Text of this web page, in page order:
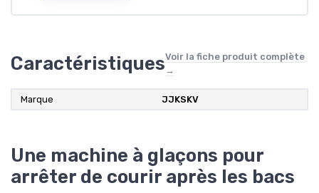
CaractéristiquesVoir la fiche produit complète
→
Marque JJKSKV
Une machine à glaçons pour
arrêter de courir après les bacs